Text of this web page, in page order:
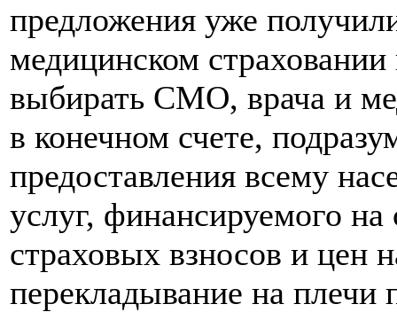
предложения уже
медицинском
выбирать СМО, врача и
в конечном счете,
предоставления всему
услуг, финансируемого
страховых взносов и цен
перекладывание на плечи